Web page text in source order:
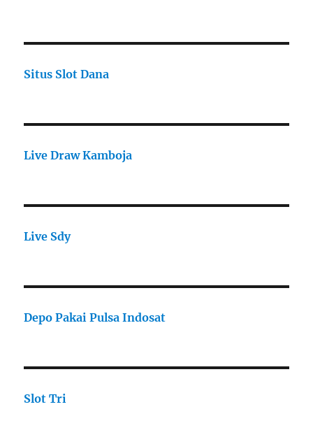
Situs Slot Dana
Live Draw Kamboja
Live Sdy
Depo Pakai Pulsa Indosat
Slot Tri